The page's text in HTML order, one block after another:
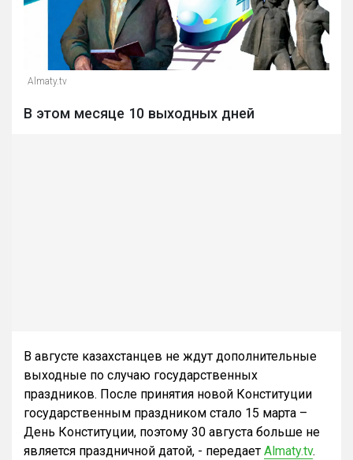
Almaty.tv
В этом месяце 10 выходных дней
В августе казахстанцев не ждут дополнительные
выходные по случаю государственных
праздников. После принятия новой Конституции
государственным праздником стало 15 марта –
День Конституции, поэтому 30 августа больше не
является праздничной датой, - передает Almaty.tv.